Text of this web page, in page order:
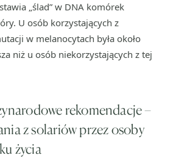
„ślad” w DNA komórek
U osób korzystających z
w melanocytach była około
niż u osób niekorzystających z tej
rekomendacje –
z solariów przez osoby
życia